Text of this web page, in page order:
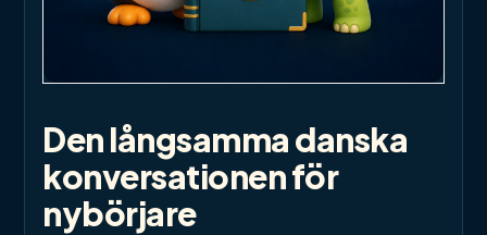
Den långsamma danska
konversationen för
nybörjare